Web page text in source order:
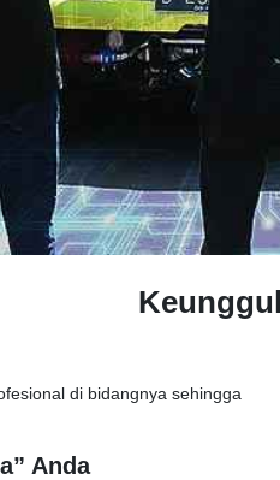
di bidangnya sehingga
Anda